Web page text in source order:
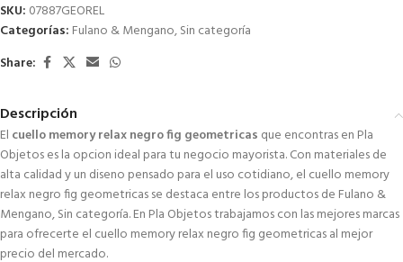
SKU: 07887GEOREL
Categorías: Fulano & Mengano,Sin categoría
Share:
Descripción
El cuello memory relax negro fig geometricas que encontras en Pla
Objetos es la opcion ideal para tu negocio mayorista. Con materiales de
alta calidad y un diseno pensado para el uso cotidiano, el cuello memory
relax negro fig geometricas se destaca entre los productos de Fulano &
Mengano, Sin categoría. En Pla Objetos trabajamos con las mejores marcas
para ofrecerte el cuello memory relax negro fig geometricas al mejor
precio del mercado.